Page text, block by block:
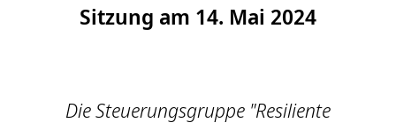
Sitzung am 14. Mai 2024
Die Steuerungsgruppe "Resiliente